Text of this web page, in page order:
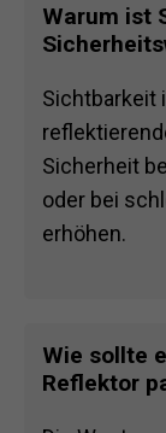
Warum ist
Sichtbarkeit
Sicherheit
oder bei
erhöhen.
Wie sollte
Reflektor